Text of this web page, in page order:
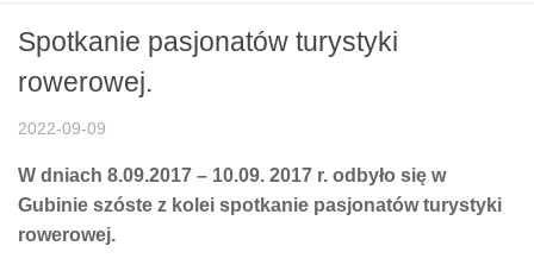
Spotkanie pasjonatów turystyki
rowerowej.
2022-09-09
W dniach 8.09.2017 – 10.09. 2017 r. odbyło się w
Gubinie szóste z kolei spotkanie pasjonatów turystyki
rowerowej.